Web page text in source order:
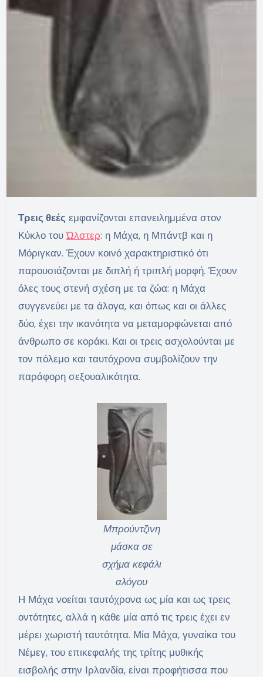
Τρεις θεές εμφανίζονται επανειλημμένα στον
Κύκλο τουΏλστερ: η Μάχα, η Μπάντβ και η
Μόριγκαν. Έχουν κοινό χαρακτηριστικό ότι
παρουσιάζονται με διπλή ή τριπλή μορφή. Έχουν
όλες τους στενή σχέση με τα ζώα: η Μάχα
συγγενεύει με τα άλογα, και όπως και οι άλλες
δύο, έχει την ικανότητα να μεταμορφώνεται από
άνθρωπο σε κοράκι. Και οι τρεις ασχολούνται με
τον πόλεμο και ταυτόχρονα συμβολίζουν την
παράφορη σεξουαλικότητα.
Μπρούντζινη
μάσκα σε
σχήμα κεφάλι
αλόγου
Η Μάχα νοείται ταυτόχρονα ως μία και ως τρεις
οντότητες, αλλά η κάθε μία από τις τρεις έχει εν
μέρει χωριστή ταυτότητα. Μία Μάχα, γυναίκα του
Νέμεγ, του επικεφαλής της τρίτης μυθικής
εισβολής στην Ιρλανδία, είναι προφήτισσα που